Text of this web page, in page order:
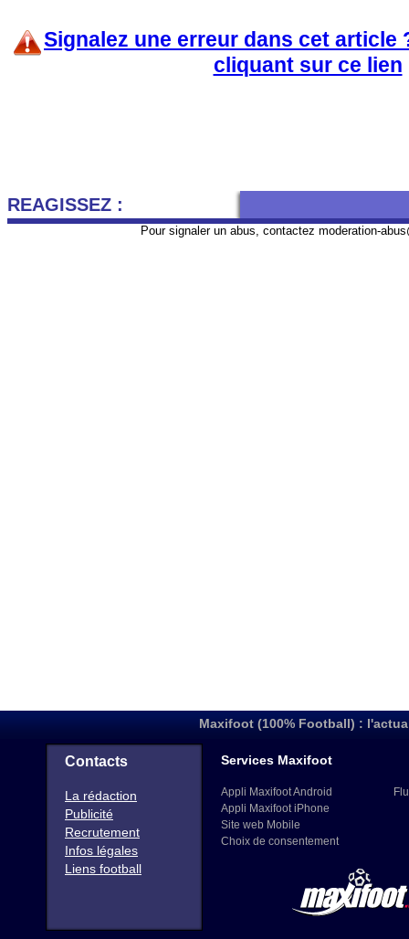
Signalez une erreur dans cet article
cliquant sur ce lien
REAGISSEZ :
Pour signaler un abus, contactez moderation-
Maxifoot (100% Football) :
Contacts
La rédaction
Publicité
Recrutement
Infos légales
Liens football
Services Maxifoot
Appli Maxifoot Android
Appli Maxifoot iPhone
Site web Mobile
Choix de consentement